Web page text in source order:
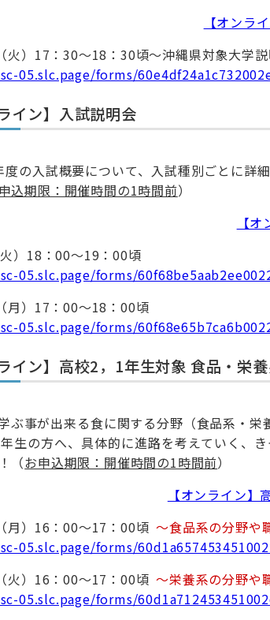
【オンラ
火）17：30～18：30頃～沖縄県対象大学
05.slc.page/forms/
イン】入試説明会
度の入試概要について、入試種別ごとに詳
込期限：開催時間の1時間前）
【
）18：00～19：00頃
05.slc.page/forms/
月）17：00～18：00頃
05.slc.page/forms/
ライン】高校2，1年生対象 食品・栄
ぶ事が出来る食に関する分野（食品系・
生の方へ、具体的に進路を考えていく、
（お申込期限：開催時間の1時間前）
【オンライン】
月）16：00～17：00頃～食品系の分野や
05.slc.page/forms/
火）16：00～17：00頃～栄養系の分野や
05.slc.page/forms/